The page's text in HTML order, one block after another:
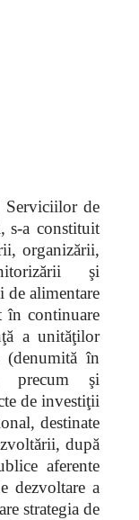
Serviciilor de
s-a constituit
organizării,
şi
alimentare
în continuare
a unităţilor
(denumită în
precum şi
de investiţii
destinate
după
aferente
dezvoltare a
strategia de